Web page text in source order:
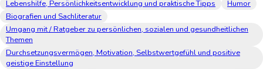
Lebenshilfe, Persönlichkeitsentwicklung und praktische Tipps
Humor
Biografien und Sachliteratur
Umgang mit / Ratgeber zu persönlichen, sozialen und gesundheitlichen
Themen
Durchsetzungsvermögen, Motivation, Selbstwertgefühl und positive
geistige Einstellung